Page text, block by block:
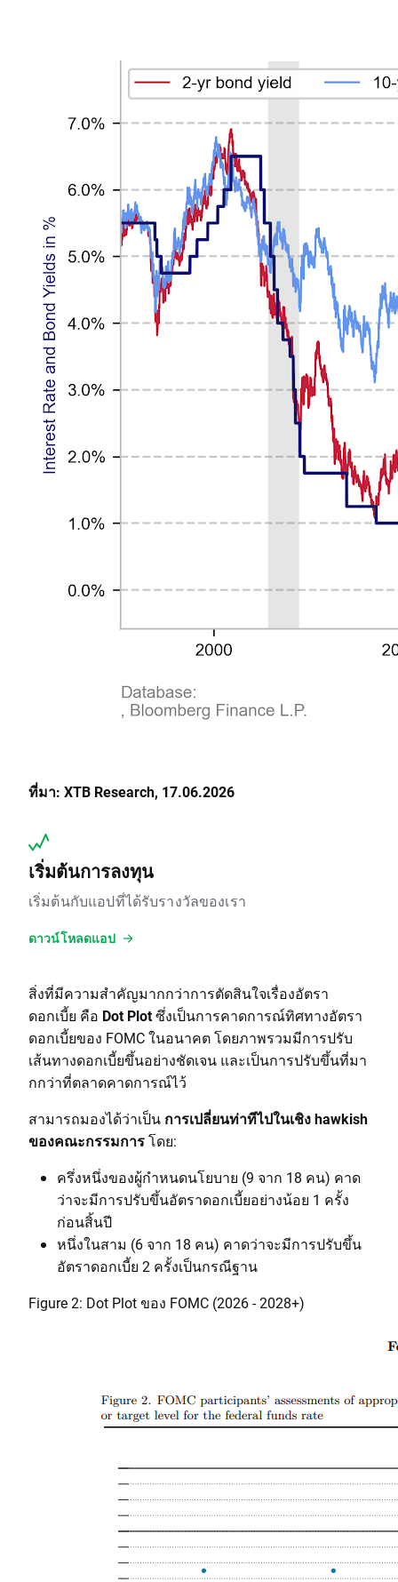
ที่มา: XTB Research, 17.06.2026
เริ่มต้นการลงทุน
เริ่มต้นกับแอปที่ได้รับรางวัลของเรา
ดาวน์โหลดแอป
สิ่งที่มีความสำคัญมากกว่าการตัดสินใจเรื่องอัตรา
ดอกเบี้ย คือ Dot Plotซึ่งเป็นการคาดการณ์ทิศทางอัตรา
ดอกเบี้ยของ FOMC ในอนาคต โดยภาพรวมมีการปรับ
เส้นทางดอกเบี้ยขึ้นอย่างชัดเจน และเป็นการปรับขึ้นที่มา
กกว่าที่ตลาดคาดการณ์ไว้
สามารถมองได้ว่าเป็น การเปลี่ยนท่าทีไปในเชิง hawkish
ของคณะกรรมการโดย:
ครึ่งหนึ่งของผู้กำหนดนโยบาย (9 จาก 18 คน) คาด
ว่าจะมีการปรับขึ้นอัตราดอกเบี้ยอย่างน้อย 1 ครั้ง
ก่อนสิ้นปี
หนึ่งในสาม (6 จาก 18 คน) คาดว่าจะมีการปรับขึ้น
อัตราดอกเบี้ย 2 ครั้งเป็นกรณีฐาน
Figure 2: Dot Plot ของ FOMC (2026 - 2028+)